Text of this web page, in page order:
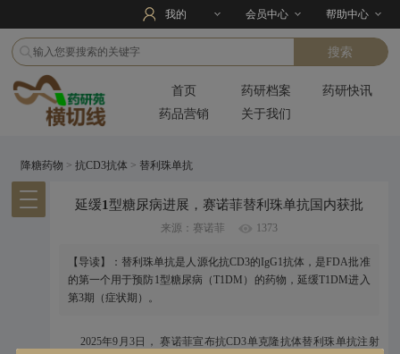
我的 会员中心 帮助中心
首页 药研档案
药研快讯
药品营销
关于我们
降糖药物 >抗CD3抗体 > 替利珠单抗
延缓1型糖尿病进展，赛诺菲替利珠单抗国内获批
来源：赛诺菲 1373
【导读】：替利珠单抗是人源化抗CD3的IgG1抗体，是FDA批准
的第一个用于预防1型糖尿病（T1DM）的药物，延缓T1DM进入
第3期（症状期）。
2025年9月3日， 赛诺菲宣布抗CD3单克隆抗体替利珠单抗注射